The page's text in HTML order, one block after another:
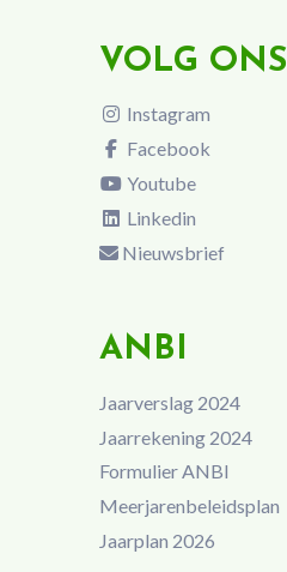
VOLG ONS
Instagram
Facebook
Youtube
Linkedin
Nieuwsbrief
ANBI
Jaarverslag 2024
Jaarrekening 2024
Formulier ANBI
Meerjarenbeleidsplan
Jaarplan 2026